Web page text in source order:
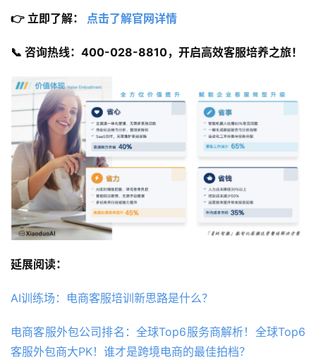
👉 立即了解： 点击了解官网详情
📞 咨询热线：400-028-8810，开启高效客服培养之旅！
延展阅读：
AI训练场：电商客服培训新思路是什么？
电商客服外包公司排名：全球Top6服务商解析！全球Top6
客服外包商大PK！谁才是跨境电商的最佳拍档？